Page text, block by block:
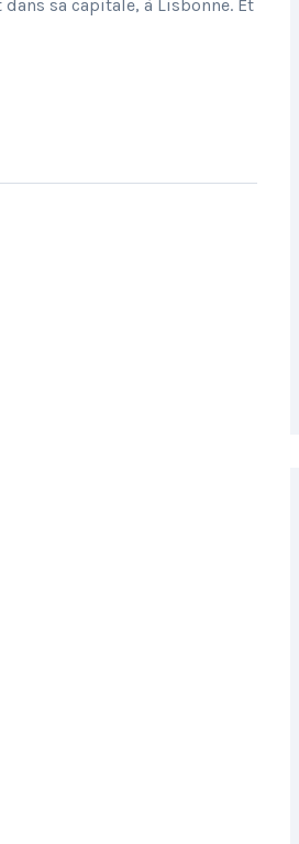
sa capitale, à Lisbonne. Et